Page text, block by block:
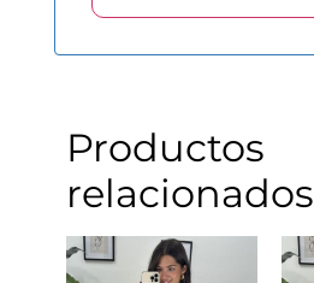
Productos
relacionados